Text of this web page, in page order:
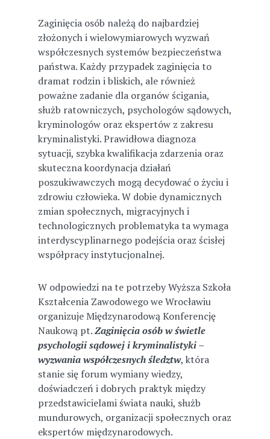
Zaginięcia osób należą do najbardziej
złożonych i wielowymiarowych wyzwań
współczesnych systemów bezpieczeństwa
państwa. Każdy przypadek zaginięcia to
dramat rodzin i bliskich, ale również
poważne zadanie dla organów ścigania,
służb ratowniczych, psychologów sądowych,
kryminologów oraz ekspertów z zakresu
kryminalistyki. Prawidłowa diagnoza
sytuacji, szybka kwalifikacja zdarzenia oraz
skuteczna koordynacja działań
poszukiwawczych mogą decydować o życiu i
zdrowiu człowieka. W dobie dynamicznych
zmian społecznych, migracyjnych i
technologicznych problematyka ta wymaga
interdyscyplinarnego podejścia oraz ścisłej
współpracy instytucjonalnej.
W odpowiedzi na te potrzeby Wyższa Szkoła
Kształcenia Zawodowego we Wrocławiu
organizuje Międzynarodową Konferencję
Naukową pt.Zaginięcia osób w świetle
psychologii sądowej i kryminalistyki –
wyzwania współczesnych śledztw, która
stanie się forum wymiany wiedzy,
doświadczeń i dobrych praktyk między
przedstawicielami świata nauki, służb
mundurowych, organizacji społecznych oraz
ekspertów międzynarodowych.